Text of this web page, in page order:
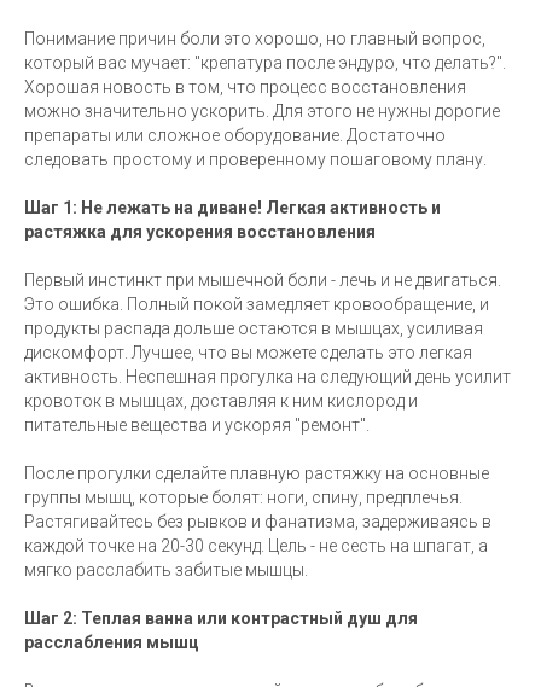
Понимание причин боли это хорошо, но главный вопрос,
который вас мучает: "крепатура после эндуро, что делать?".
Хорошая новость в том, что процесс восстановления
можно значительно ускорить. Для этого не нужны дорогие
препараты или сложное оборудование. Достаточно
следовать простому и проверенному пошаговому плану.
Шаг 1: Не лежать на диване! Легкая активность и
растяжка для ускорения восстановления
Первый инстинкт при мышечной боли - лечь и не двигаться.
Это ошибка. Полный покой замедляет кровообращение, и
продукты распада дольше остаются в мышцах, усиливая
дискомфорт. Лучшее, что вы можете сделать это легкая
активность. Неспешная прогулка на следующий день усилит
кровоток в мышцах, доставляя к ним кислород и
питательные вещества и ускоряя "ремонт".
После прогулки сделайте плавную растяжку на основные
группы мышц, которые болят: ноги, спину, предплечья.
Растягивайтесь без рывков и фанатизма, задерживаясь в
каждой точке на 20-30 секунд. Цель - не сесть на шпагат, а
мягко расслабить забитые мышцы.
Шаг 2: Теплая ванна или контрастный душ для
расслабления мышц